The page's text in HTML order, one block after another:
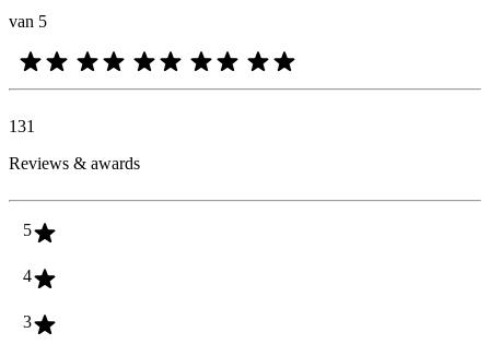
van 5
131
Reviews & awards
5
4
3